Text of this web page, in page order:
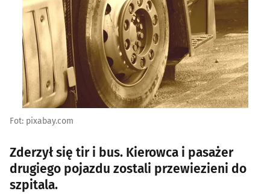
Fot: pixabay.com
Zderzył się tir i bus. Kierowca i pasażer
drugiego pojazdu zostali przewiezieni do
szpitala.